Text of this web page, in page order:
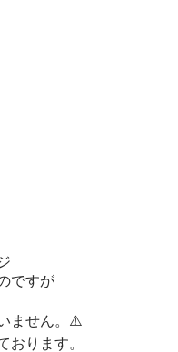
ですが
ません。⚠️
おります。